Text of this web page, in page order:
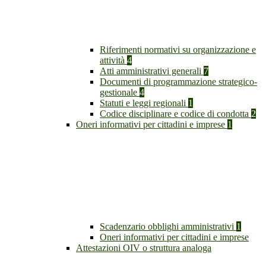
Riferimenti normativi su organizzazione e
attività 4
Atti amministrativi generali 7
Documenti di programmazione strategico-
gestionale 4
Statuti e leggi regionali 1
Codice disciplinare e codice di condotta 2
Oneri informativi per cittadini e imprese 1
Scadenzario obblighi amministrativi 1
Oneri informativi per cittadini e imprese
Attestazioni OIV o struttura analoga